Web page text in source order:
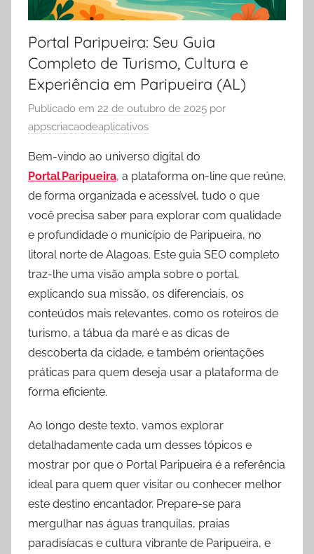
Portal Paripueira: Seu Guia
Completo de Turismo, Cultura e
Experiência em Paripueira (AL)
Publicado em 22 de outubro de 2025 por
appscriacaodeaplicativos
Bem-vindo ao universo digital do
Portal Paripueira, a plataforma on-line que reúne,
de forma organizada e acessível, tudo o que
você precisa saber para explorar com qualidade
e profundidade o município de Paripueira, no
litoral norte de Alagoas. Este guia SEO completo
traz-lhe uma visão ampla sobre o portal,
explicando sua missão, os diferenciais, os
conteúdos mais relevantes. como os roteiros de
turismo, a tábua da maré e as dicas de
descoberta da cidade, e também orientações
práticas para quem deseja usar a plataforma de
forma eficiente.
Ao longo deste texto, vamos explorar
detalhadamente cada um desses tópicos e
mostrar por que o Portal Paripueira é a referência
ideal para quem quer visitar ou conhecer melhor
este destino encantador. Prepare-se para
mergulhar nas águas tranquilas, praias
paradisíacas e cultura vibrante de Paripueira, e